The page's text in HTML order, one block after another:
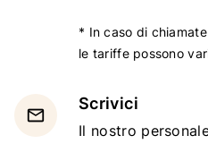
* In caso di
le tariffe possono
email
Scrivici
Il nostro